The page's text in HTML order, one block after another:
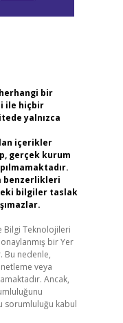
bir
ile hiçbir
yalnızca
içerikler
gerçek kurum
benzerlikleri
bilgiler taslak
Bilgi Teknolojileri
bir Yer
Bu nedenle,
veya
Ancak,
sorumluluğu kabul